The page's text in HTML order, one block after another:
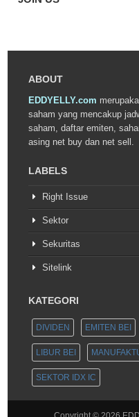
ABOUT
EDDYELLY.com
saham yang mencakup
saham, daftar emiten,
asing net buy dan net sell.
LABELS
Right Issue
Sektor
Sekuritas
Sitelink
KATEGORI
DIVIDEN EMITEN BEI
LIBUR BEI
SEKTOR IDX IC